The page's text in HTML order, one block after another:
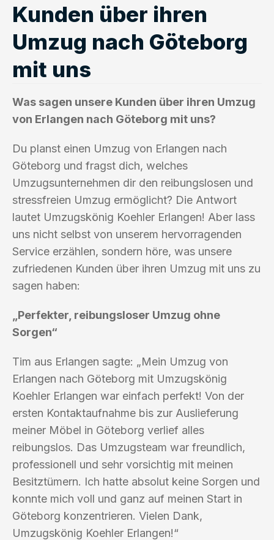
Kunden über ihren
Umzug nach Göteborg
mit uns
Was sagen unsere Kunden über ihren Umzug
von Erlangen nach Göteborg mit uns?
Du planst einen Umzug von Erlangen nach
Göteborg und fragst dich, welches
Umzugsunternehmen dir den reibungslosen und
stressfreien Umzug ermöglicht? Die Antwort
lautet Umzugskönig Koehler Erlangen! Aber lass
uns nicht selbst von unserem hervorragenden
Service erzählen, sondern höre, was unsere
zufriedenen Kunden über ihren Umzug mit uns zu
sagen haben:
„Perfekter, reibungsloser Umzug ohne
Sorgen“
Tim aus Erlangen sagte: „Mein Umzug von
Erlangen nach Göteborg mit Umzugskönig
Koehler Erlangen war einfach perfekt! Von der
ersten Kontaktaufnahme bis zur Auslieferung
meiner Möbel in Göteborg verlief alles
reibungslos. Das Umzugsteam war freundlich,
professionell und sehr vorsichtig mit meinen
Besitztümern. Ich hatte absolut keine Sorgen und
konnte mich voll und ganz auf meinen Start in
Göteborg konzentrieren. Vielen Dank,
Umzugskönig Koehler Erlangen!“